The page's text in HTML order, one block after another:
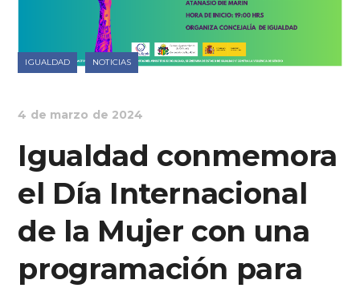
IGUALDAD NOTICIAS
4 de marzo de 2024
Igualdad conmemora
el Día Internacional
de la Mujer con una
programación para